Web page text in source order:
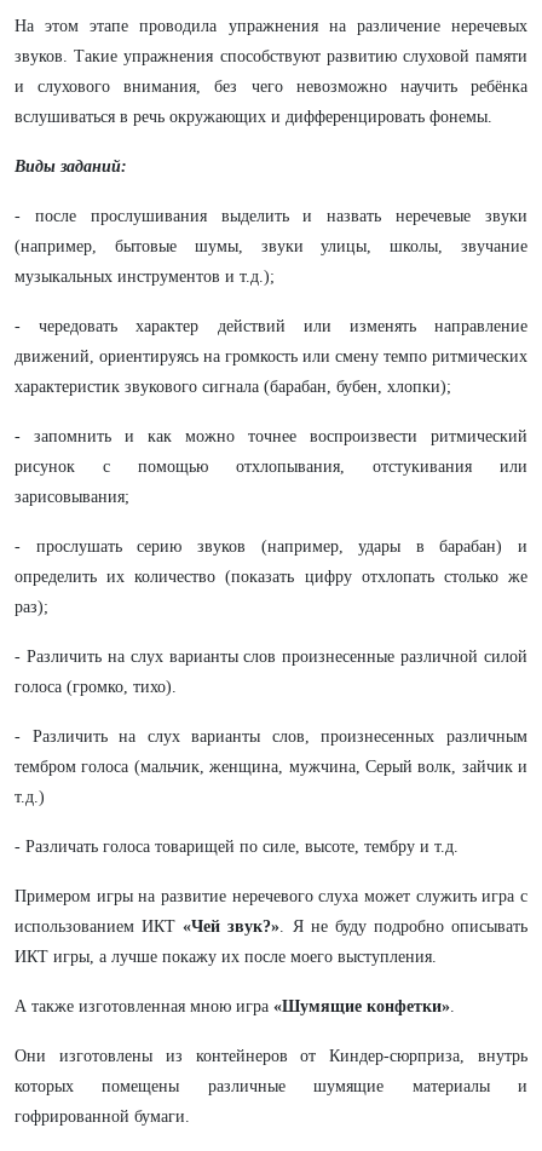
На этом этапе проводила упражнения на различение неречевых
звуков. Такие упражнения способствуют развитию слуховой памяти
и слухового внимания, без чего невозможно научить ребёнка
вслушиваться в речь окружающих и дифференцировать фонемы.
Виды заданий:
- после прослушивания выделить и назвать неречевые звуки
(например, бытовые шумы, звуки улицы, школы, звучание
музыкальных инструментов и т.д.);
- чередовать характер действий или изменять направление
движений, ориентируясь на громкость или смену темпо ритмических
характеристик звукового сигнала (барабан, бубен, хлопки);
- запомнить и как можно точнее воспроизвести ритмический
рисунок с помощью отхлопывания, отстукивания или
зарисовывания;
- прослушать серию звуков (например, удары в барабан) и
определить их количество (показать цифру отхлопать столько же
раз);
- Различить на слух варианты слов произнесенные различной силой
голоса (громко, тихо).
- Различить на слух варианты слов, произнесенных различным
тембром голоса (мальчик, женщина, мужчина, Серый волк, зайчик и
т.д.)
- Различать голоса товарищей по силе, высоте, тембру и т.д.
Примером игры на развитие неречевого слуха может служить игра с
использованием ИКТ«Чей звук?». Я не буду подробно описывать
ИКТ игры, а лучше покажу их после моего выступления.
А также изготовленная мною игра «Шумящие конфетки».
Они изготовлены из контейнеров от Киндер-сюрприза, внутрь
которых помещены различные шумящие материалы и
гофрированной бумаги.